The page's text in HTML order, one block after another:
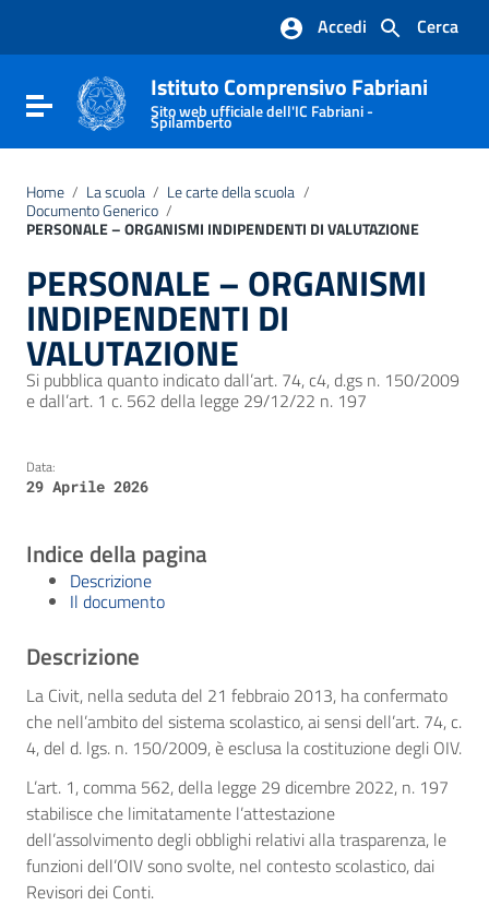
Vai al footer
Cerca
Accedi
Attiva / disattiva la navigazione
Istituto Comprensivo Fabriani
Sito web ufficiale dell'IC Fabriani -
Spilamberto
Home / La scuola / Le carte della scuola /
Documento Generico /
PERSONALE – ORGANISMI INDIPENDENTI DI VALUTAZIONE
PERSONALE – ORGANISMI
INDIPENDENTI DI
VALUTAZIONE
Si pubblica quanto indicato dall’art. 74, c4, d.gs n. 150/2009
e dall’art. 1 c. 562 della legge 29/12/22 n. 197
Data:
29 Aprile 2026
Indice della pagina
Descrizione
Il documento
Descrizione
La Civit, nella seduta del 21 febbraio 2013, ha confermato
che nell’ambito del sistema scolastico, ai sensi dell’art. 74, c.
4, del d. lgs. n. 150/2009, è esclusa la costituzione degli OIV.
L’art. 1, comma 562, della legge 29 dicembre 2022, n. 197
stabilisce che limitatamente l’attestazione
dell’assolvimento degli obblighi relativi alla trasparenza, le
funzioni dell’OIV sono svolte, nel contesto scolastico, dai
Revisori dei Conti.